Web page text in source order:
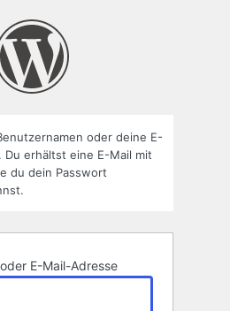
oder deine E-
Du erhältst eine E-Mail mit
du dein Passwort
E-Mail-Adresse